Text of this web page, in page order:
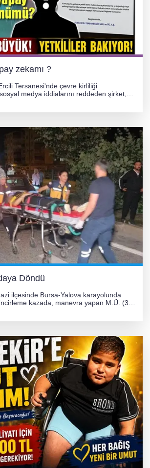
zekamı ?
Tersanesi'nde çevre kirliliği
medya iddialarını reddeden şirket,
Döndü
ilçesinde Bursa-Yalova karayolunda
kazada, manevra yapan M.Ü. (35)